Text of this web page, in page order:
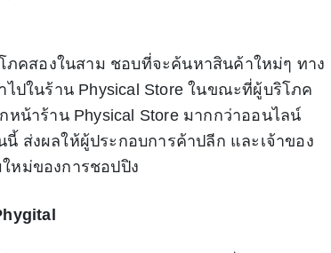
สองในสาม ชอบที่จะค้นหาสินค้าใหม่ๆ ทาง
ไปในร้าน Physical Store ในขณะที่ผู้บริโภค
น้าร้าน Physical Store มากกว่าออนไลน์
ส่งผลให้ผู้ประกอบการค้าปลีก และเจ้าของ
หม่ของการชอปปิง